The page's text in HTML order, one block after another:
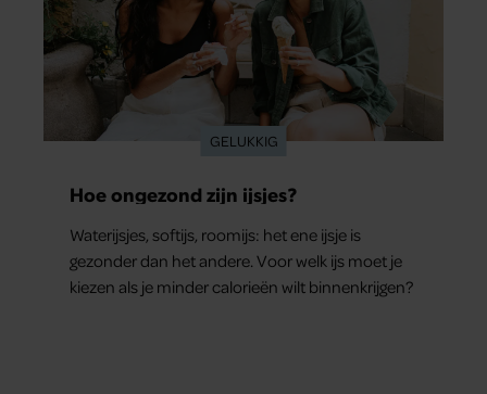
GELUKKIG
Hoe ongezond zijn ijsjes?
Waterijsjes, softijs, roomijs: het ene ijsje is
gezonder dan het andere. Voor welk ijs moet je
kiezen als je minder calorieën wilt binnenkrijgen?